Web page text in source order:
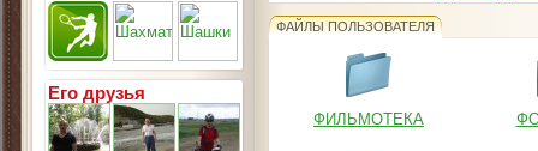
Его друзья
ФАЙЛЫ ПОЛЬЗОВАТЕЛЯ
ФИЛЬМОТЕКА